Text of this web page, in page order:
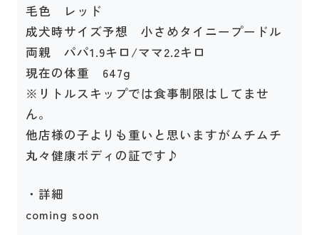
毛色 レッド
成犬時サイズ予想 小さめタイニープードル
両親 パパ1.9キロ/ママ2.2キロ
現在の体重 647g
※リトルスキップでは食事制限はしてませ
ん。
他店様の子よりも重いと思いますがムチムチ
丸々健康ボディの証です♪
・詳細
coming soon